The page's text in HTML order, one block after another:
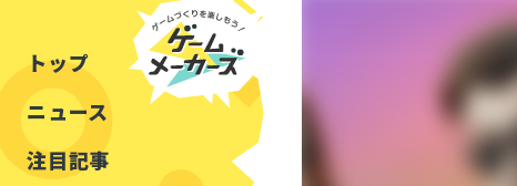
トップ
ニュース
注目記事
しくみをつくる
イベントレポート
注目・定番の〇〇